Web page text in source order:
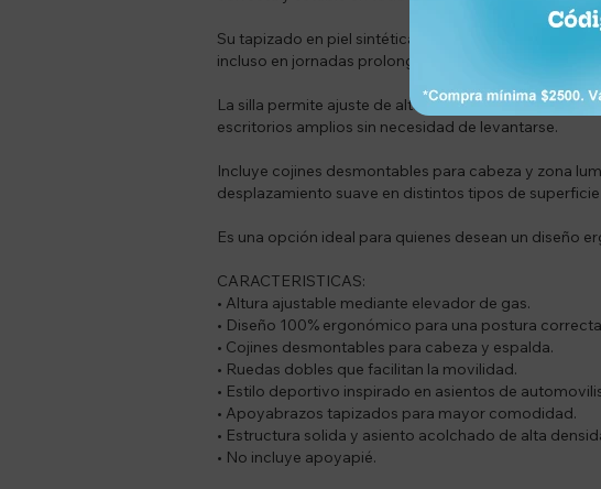
Su tapizado en piel sintética de primera calidad y el
incluso en jornadas prolongadas, brindando firmeza
La silla permite ajuste de altura mediante elevador
escritorios amplios sin necesidad de levantarse.
Incluye cojines desmontables para cabeza y zona
desplazamiento suave en distintos tipos de
Es una opción ideal para quienes desean un diseño
CARACTERISTICAS:
• Altura ajustable mediante elevador de gas.
• Diseño 100% ergonómico para una postura
• Cojines desmontables para cabeza y espalda.
• Ruedas dobles que facilitan la movilidad.
• Estilo deportivo inspirado en asientos de
• Apoyabrazos tapizados para mayor comodidad.
• Estructura solida y asiento acolchado de alta
• No incluye apoyapié.